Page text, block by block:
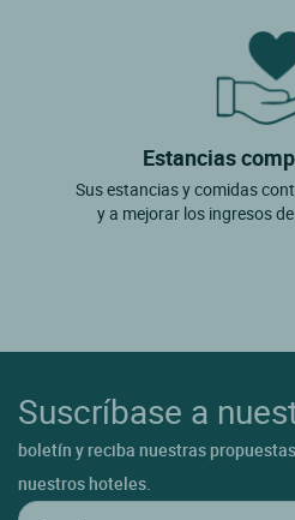
Estancias
Sus estancias y comidas
y a mejorar los ingresos
Suscríbase a
boletín y reciba nuestras
nuestros hoteles.